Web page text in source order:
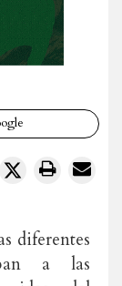
WhatsApp
X
diferentes
a las